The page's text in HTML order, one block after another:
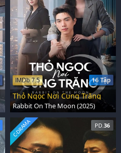
16 Tập
IMDb 7.5
Thỏ Ngọc Nơi Cung Trăng
Rabbit On The Moon (2025)
PD. 36
C-DRAMA